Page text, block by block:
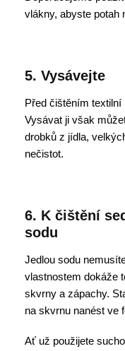
vlákny, abyste potah
5. Vysávejte
Před čištěním
Vysávat ji však
drobků z jídla,
nečistot.
6. K čištění
sodu
Jedlou sodu
vlastnostem dokáže
skvrny a zápachy.
na skvrnu nanést ve
Ať už použijete